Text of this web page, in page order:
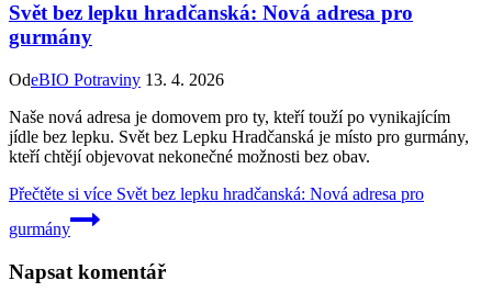
Svět bez lepku hradčanská: Nová adresa pro
gurmány
OdeBIO Potraviny 13. 4. 2026
Naše nová adresa je domovem pro ty, kteří touží po vynikajícím
jídle bez lepku. Svět bez Lepku Hradčanská je místo pro gurmány,
kteří chtějí objevovat nekonečné možnosti bez obav.
Přečtěte si více Svět bez lepku hradčanská: Nová adresa pro
gurmány
Napsat komentář